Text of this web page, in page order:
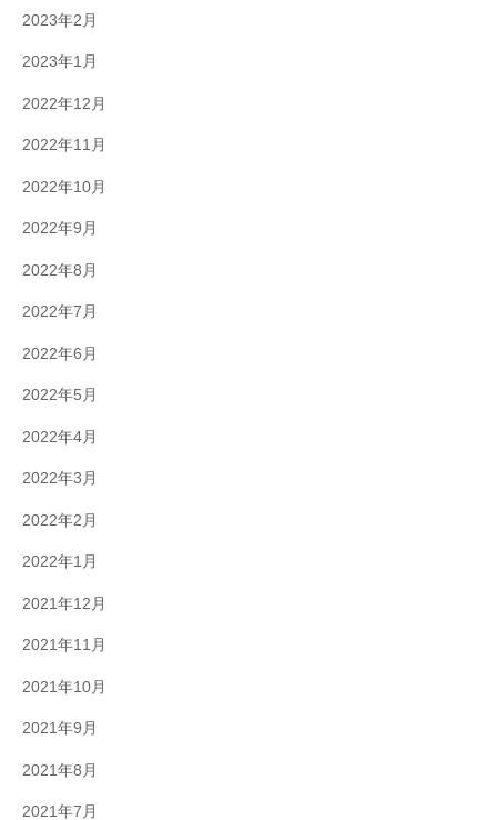
2023年2月
2023年1月
2022年12月
2022年11月
2022年10月
2022年9月
2022年8月
2022年7月
2022年6月
2022年5月
2022年4月
2022年3月
2022年2月
2022年1月
2021年12月
2021年11月
2021年10月
2021年9月
2021年8月
2021年7月